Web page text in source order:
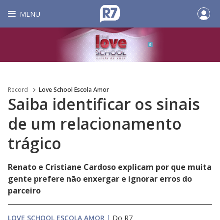
MENU
Record Love School Escola Amor
Saiba identificar os sinais
de um relacionamento
trágico
Renato e Cristiane Cardoso explicam por que muita
gente prefere não enxergar e ignorar erros do
parceiro
LOVE SCHOOL ESCOLA AMOR | Do R7